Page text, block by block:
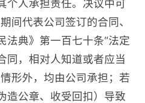
个人承担责任。决议中可
间代表公司签订的合同、
法典》第一百七十条“法定
同，相对人知道或者应当
形外，均由公司承担；若
造公章、收受回扣）导致